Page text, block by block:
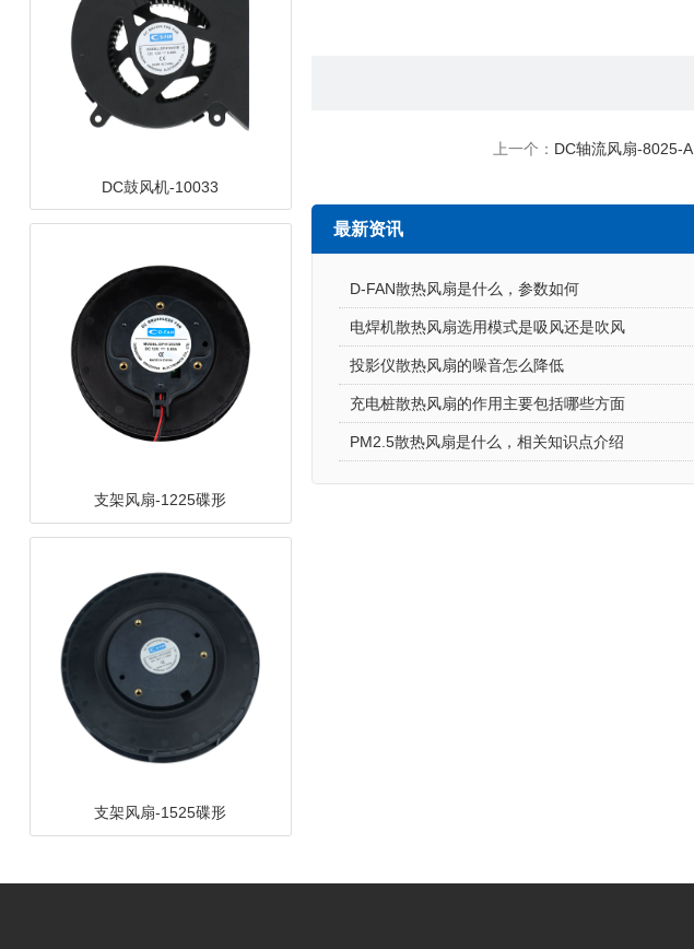
DC鼓风机-10033
支架风扇-1225碟形
支架风扇-1525碟形
上一个： DC轴流风扇-8025-A
最新资讯
D-FAN散热风扇是什么，参数如何
电焊机散热风扇选用模式是吸风还是吹风
投影仪散热风扇的噪音怎么降低
充电桩散热风扇的作用主要包括哪些方面
PM2.5散热风扇是什么，相关知识点介绍